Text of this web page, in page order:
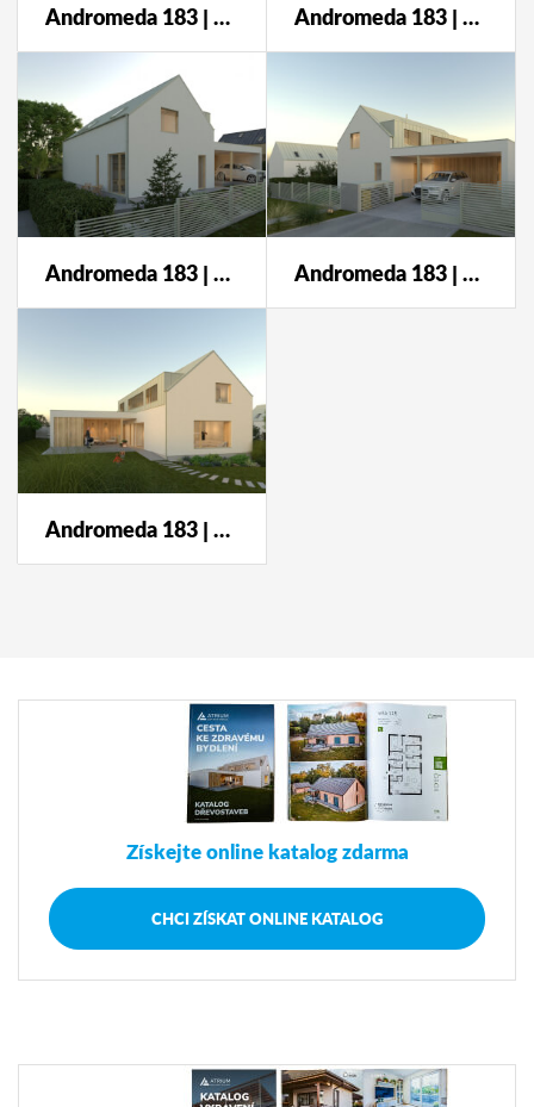
Andromeda 183 | autor návrhu: Darchitects Andromeda 183 | autor návrhu: Darchitects
Andromeda 183 | autor návrhu: Darchitects Andromeda 183 | autor návrhu: Darchitects
Andromeda 183 | autor návrhu: Darchitects
Získejte online katalog zdarma
CHCI ZÍSKAT ONLINE KATALOG